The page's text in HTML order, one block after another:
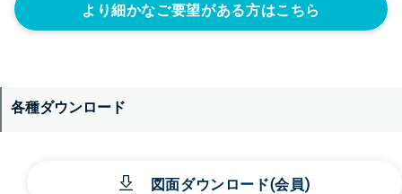
より細かなご要望がある方はこちら
各種ダウンロード
図面ダウンロード(会員)